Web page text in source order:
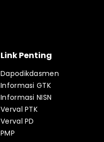
Link Penting
Dapodikdasmen
Informasi GTK
Informasi NISN
Verval PTK
Verval PD
PMP